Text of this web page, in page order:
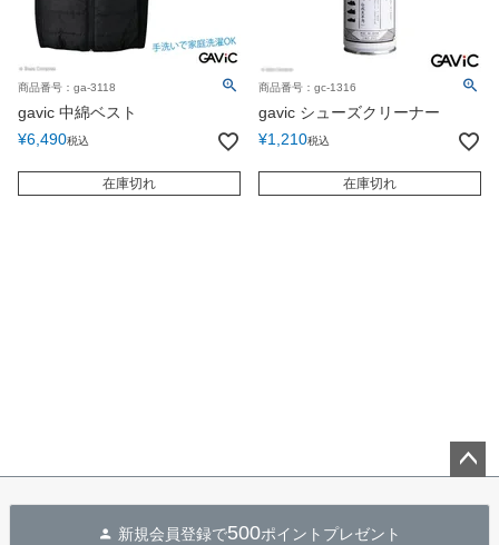
商品番号：ga-3118
gavic 中綿ベスト
¥6,490税込
在庫切れ
商品番号：gc-1316
gavic シューズクリーナー
¥1,210税込
在庫切れ
新規会員登録で500ポイントプレゼント